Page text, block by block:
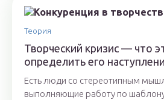
Теория
Творческий кризис — что
определить его
Есть люди со стереотипным
выполняющие работу по